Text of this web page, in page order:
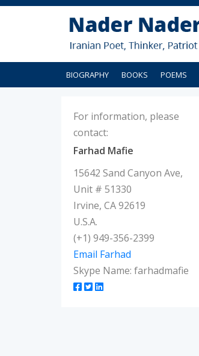
BIOGRAPHY BOOKS POEMS
For information, please
contact:
Farhad Mafie
15642 Sand Canyon Ave,
Unit # 51330
Irvine, CA 92619
U.S.A.
(+1) 949-356-2399
Email Farhad
Skype Name: farhadmafie